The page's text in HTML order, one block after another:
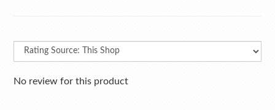
No review for this product